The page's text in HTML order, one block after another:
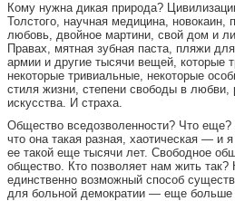
Кому нужна дикая природа?
Толстого, научная медицина, новокаин,
любовь, двойное мартини, свой дом и
Правах, мятная зубная паста, пляжи
армии и другие тысячи вещей, которые
некоторые тривиальные, некоторые
стиля жизни, степени свободы в любви,
искусства. И страха.
Общество вседозволенности? Что
что она такая разная, хаотическая — и
ее такой еще тысячи лет. Свободное
общество. Кто позволяет нам жить
единственно возможный способ
для больной демократии — еще больше